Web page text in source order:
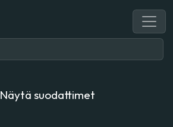
Näytä suodattimet